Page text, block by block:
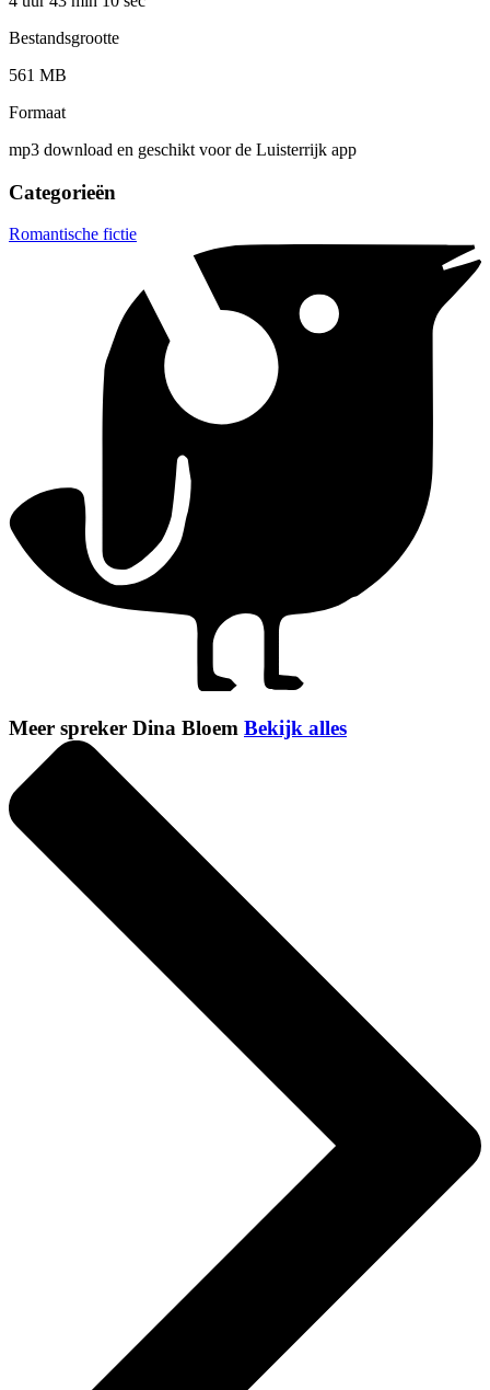
Bestandsgrootte
561 MB
Formaat
mp3 download en geschikt voor de Luisterrijk app
Categorieën
Romantische fictie
Meer spreker Dina Bloem Bekijk alles